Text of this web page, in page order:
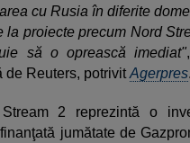
cu Rusia în diferite
la proiecte precum Nord
să o oprească imediat"
de Reuters, potrivitAgerpres.
Stream 2 reprezintă o
jumătate de